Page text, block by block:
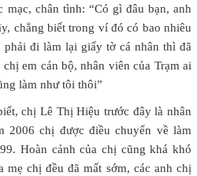
chân tình: “Có gì đâu bạn, anh
chẳng biết trong ví đó có bao nhiêu
đi làm lại giấy tờ cá nhân thì đã
em cán bộ, nhân viên của Trạm ai
làm như tôi thôi”
chị Lê Thị Hiệu trước đây là nhân
2006 chị được điều chuyển về làm
Hoàn cảnh của chị cũng khá khó
mẹ chị đều đã mất sớm, các anh chị